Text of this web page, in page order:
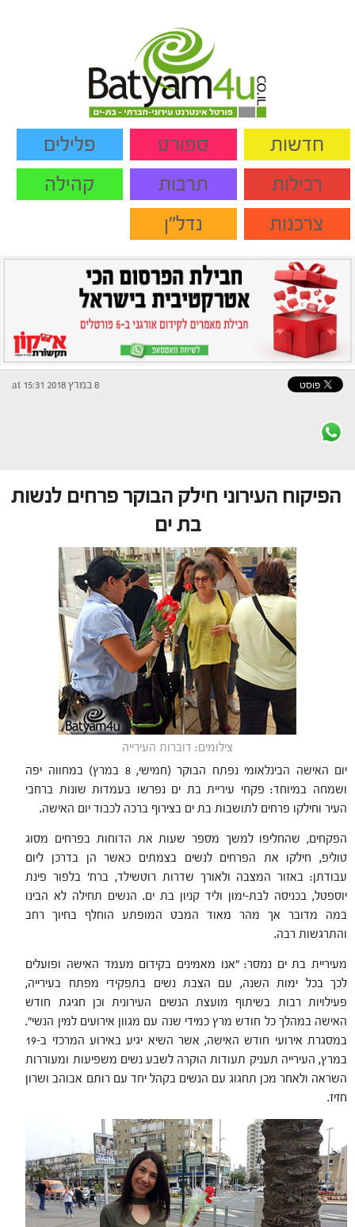
חדשות ספורט
פלילים
רכילות
תרבות
קהילה
צרכנות
נדל"ן
8 במרץ 2018 at 15:31
הפיקוח העירוני חילק הבוקר פרחים לנשות
בת ים
צילומים: דוברות העירייה
יום האישה הבינלאומי נפתח הבוקר (חמישי, 8 במרץ) במחווה יפה
ושמחה במיוחד: פקחי עיריית בת ים נפרשו בעמדות שונות ברחבי
העיר וחילקו פרחים לתושבות בת ים בצירוף ברכה לכבוד יום האישה.
הפקחים, שהחליפו למשך מספר שעות את הדוחות בפרחים מסוג
טוליפ, חילקו את הפרחים לנשים בצמתים כאשר הן בדרכן ליום
עבודתן: באזור המצבה ולאורך שדרות רוטשילד, ברח' בלפור פינת
יוספטל, בכניסה לבת-ימון וליד קניון בת ים. הנשים תחילה לא הבינו
במה מדובר אך מהר מאוד המבט המופתע הוחלף בחיוך רחב
והתרגשות רבה.
מעיריית בת ים נמסר: "אנו מאמינים בקידום מעמד האישה ופועלים
לכך בכל ימות השנה, עם הצבת נשים בתפקידי מפתח בעירייה,
פעילויות רבות בשיתוף מועצת הנשים העירונית וכן חגיגת חודש
האישה במהלך כל חודש מרץ כמידי שנה עם מגוון אירועים למין הנשי".
במסגרת אירועי חודש האישה, אשר השיא יגיע באירוע המרכזי ב-19
במרץ, העירייה תעניק תעודות הוקרה לשבע נשים משפיעות ומעוררות
השראה ולאחר מכן תחגוג עם הנשים בקהל יחד עם רותם אבוהב ושרון
חזיז.